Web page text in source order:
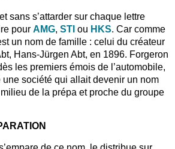
sans s’attarder sur chaque lettre
pour AMG, STI ou HKS. Car comme
un nom de famille : celui du créateur
Hans-Jürgen Abt, en 1896. Forgeron
les premiers émois de l’automobile,
une société qui allait devenir un nom
de la prépa et proche du groupe